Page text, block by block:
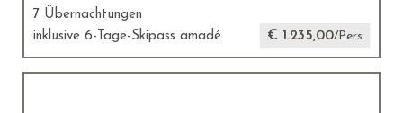
7 Übernachtungen
inklusive 6-Tage-Skipass amadé
€ 1.235,00/Pers.